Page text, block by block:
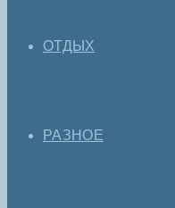
ОТДЫХ
РАЗНОЕ